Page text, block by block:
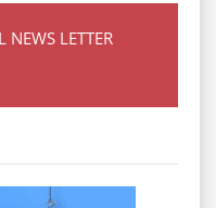
NEWS LETTER